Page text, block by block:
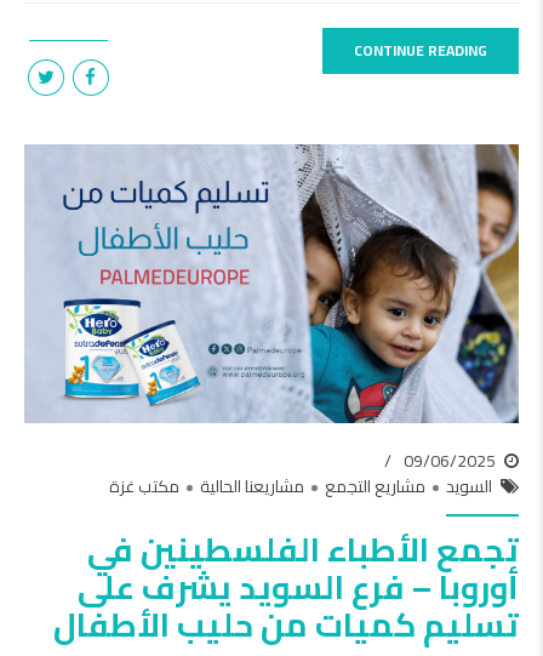
CONTINUE READING
09/06/2025
السويد
مشاريع التجمع مشاريعنا الحالية مكتب غزة
تجمع الأطباء الفلسطينين في
أوروبا – فرع السويد يشرف على
تسليم كميات من حليب الأطفال